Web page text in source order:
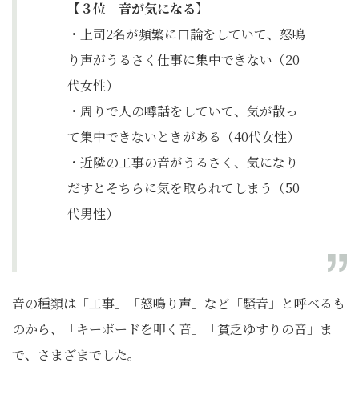
【３位 音が気になる】
・上司2名が頻繁に口論をしていて、怒鳴
り声がうるさく仕事に集中できない（20
代女性）
・周りで人の噂話をしていて、気が散っ
て集中できないときがある（40代女性）
・近隣の工事の音がうるさく、気になり
だすとそちらに気を取られてしまう（50
代男性）
音の種類は「工事」「怒鳴り声」など「騒音」と呼べるも
のから、「キーボードを叩く音」「貧乏ゆすりの音」ま
で、さまざまでした。